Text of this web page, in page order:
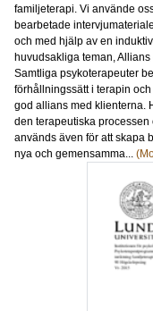
familjeterapi. Vi använde
bearbetade
och med hjälp av en
huvudsakliga teman,
Samtliga psykoterapeuter
förhållningssätt i terapin
god allians med klienterna.
den terapeutiska
används även för att skapa
nya och gemensamma...